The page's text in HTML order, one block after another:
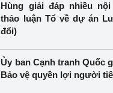
Hùng giải đáp nhiều
thảo luận Tổ về dự án
đổi)
Ủy ban Cạnh tranh Quốc
Bảo vệ quyền lợi người